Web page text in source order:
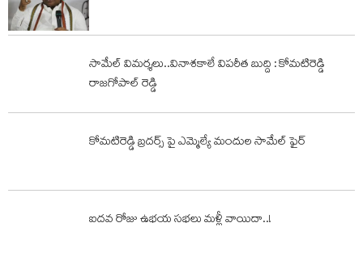
సామేల్ విమర్శలు..వినాశకాలే విపరీత బుద్ది : కోమటిరెడ్డి
రాజగోపాల్ రెడ్డి
కోమటిరెడ్డి బ్రదర్స్ పై ఎమ్మెల్యే మందుల సామేల్ ఫైర్
ఐదవ రోజు ఉభయ సభలు మళ్లీ వాయిదా..!